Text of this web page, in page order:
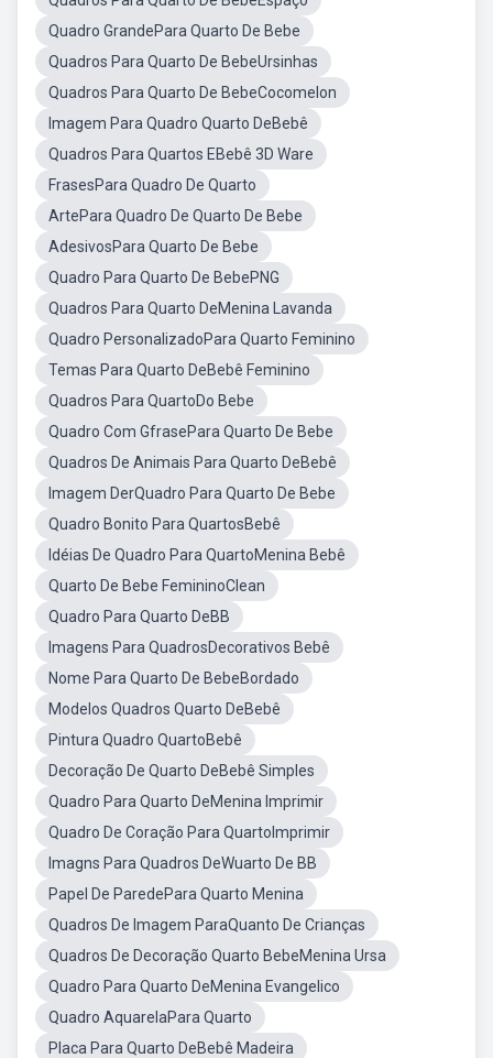
Quadro GrandePara Quarto De Bebe
Quadros Para Quarto De BebeUrsinhas
Quadros Para Quarto De BebeCocomelon
Imagem Para Quadro Quarto DeBebê
Quadros Para Quartos EBebê 3D Ware
FrasesPara Quadro De Quarto
ArtePara Quadro De Quarto De Bebe
AdesivosPara Quarto De Bebe
Quadro Para Quarto De BebePNG
Quadros Para Quarto DeMenina Lavanda
Quadro PersonalizadoPara Quarto Feminino
Temas Para Quarto DeBebê Feminino
Quadros Para QuartoDo Bebe
Quadro Com GfrasePara Quarto De Bebe
Quadros De Animais Para Quarto DeBebê
Imagem DerQuadro Para Quarto De Bebe
Quadro Bonito Para QuartosBebê
Idéias De Quadro Para QuartoMenina Bebê
Quarto De Bebe FemininoClean
Quadro Para Quarto DeBB
Imagens Para QuadrosDecorativos Bebê
Nome Para Quarto De BebeBordado
Modelos Quadros Quarto DeBebê
Pintura Quadro QuartoBebê
Decoração De Quarto DeBebê Simples
Quadro Para Quarto DeMenina Imprimir
Quadro De Coração Para QuartoImprimir
Imagns Para Quadros DeWuarto De BB
Papel De ParedePara Quarto Menina
Quadros De Imagem ParaQuanto De Crianças
Quadros De Decoração Quarto BebeMenina Ursa
Quadro Para Quarto DeMenina Evangelico
Quadro AquarelaPara Quarto
Placa Para Quarto DeBebê Madeira